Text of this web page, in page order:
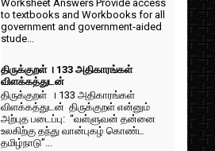
Worksheet Answers Provide access
to textbooks and Workbooks for all
government and government-aided
stude...
திருக்குறள் । 133 அதிகாரங்கள்
விளக்கத்துடன்
திருக்குறள் । 133 அதிகாரங்கள்
விளக்கத்துடன் திருக்குறள் என்னும்
அற்புத படைப்பு: “வள்ளுவன் தன்னை
உலகிற்கு தந்து வான்புகழ் கொண்ட
தமிழ்நாடு”...